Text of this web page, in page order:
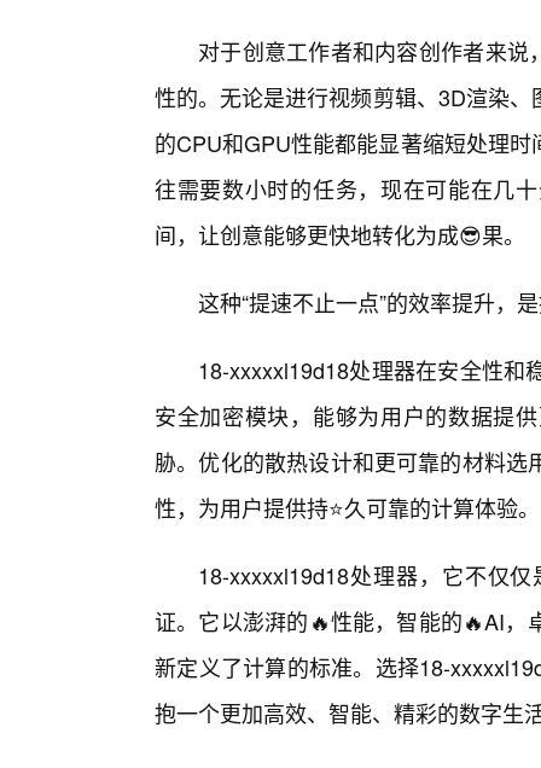
对于创意工作者和内容创作者来
性的。无论是进行视频剪辑、3D渲染
的CPU和GPU性能都能显著缩短处理
往需要数小时的任务，现在可能在几
间，让创意能够更快地转化为成😎果。
这种“提速不止一点”的效率提升，
18-xxxxxl19d18处理器在安全性和
安全加密模块，能够为用户的数据提
胁。优化的散热设计和更可靠的材料
性，为用户提供持⭐久可靠的计算体验。
18-xxxxxl19d18处理器，它不仅
证。它以澎湃的🔥性能，智能的🔥AI
新定义了计算的标准。选择18-
抱一个更加高效、智能、精彩的数字生